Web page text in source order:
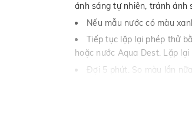
ánh sáng tự nhiên, tránh
Nếu mẫu nước có màu
Tiếp tục lặp lại phép thử
hoặc nước Aqua Dest. Lặp
Đợi 5 phút. So màu lần